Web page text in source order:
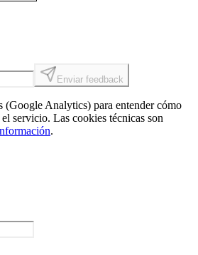
Enviar feedback
(Google Analytics) para entender cómo
servicio. Las cookies técnicas son
.